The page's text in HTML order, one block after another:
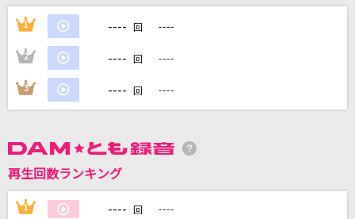
川本真琴(川本真琴 feat.TIGER FAKE FUR)
DAMの新曲・ランキングなど
DAMに会員登録・ログインして
カラオケをもっと楽しもう！
1 ---- 回 ----
2 ---- 回 ----
3 ---- 回 ----
再生回数ランキング
1 ---- 回 ----